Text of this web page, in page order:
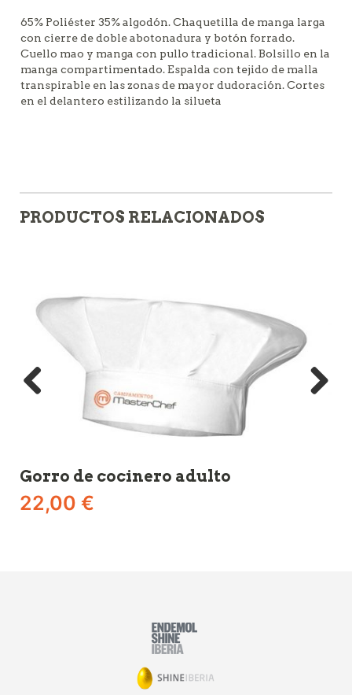
65% Poliéster 35% algodón. Chaquetilla de manga larga
con cierre de doble abotonadura y botón forrado.
Cuello mao y manga con pullo tradicional. Bolsillo en la
manga compartimentado. Espalda con tejido de malla
transpirable en las zonas de mayor dudoración. Cortes
en el delantero estilizando la silueta
PRODUCTOS RELACIONADOS
Gorro de cocinero adulto
22,00 €